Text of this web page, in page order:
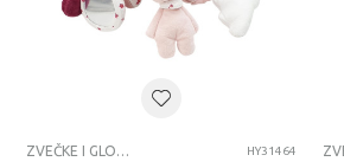
ZVEČKE I GLODALICE HY31464